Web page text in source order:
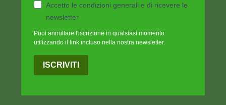
Accetto le condizioni generali e di ricevere le
newsletter
Puoi annullare l'iscrizione in qualsiasi momento
utilizzando il link incluso nella nostra newsletter.
ISCRIVITI